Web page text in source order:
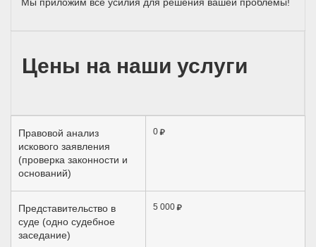
Цены на наши услуги
Правовой анализ
искового заявления
(проверка законности и
оснований)
0
Представительство в
суде (одно судебное
заседание)
5 000